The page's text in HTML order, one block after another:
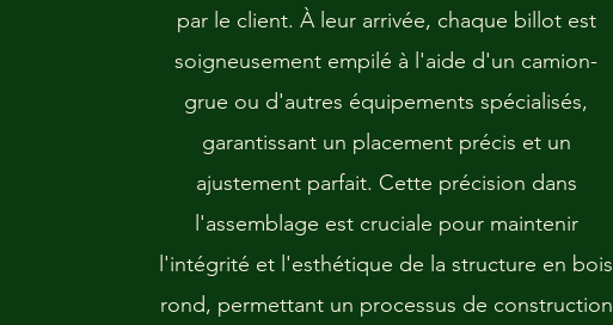
par le client. À leur arrivée, chaque billot est
soigneusement empilé à l'aide d'un camion-
grue ou d'autres équipements spécialisés,
garantissant un placement précis et un
ajustement parfait. Cette précision dans
l'assemblage est cruciale pour maintenir
l'intégrité et l'esthétique de la structure en bois
rond, permettant un processus de construction